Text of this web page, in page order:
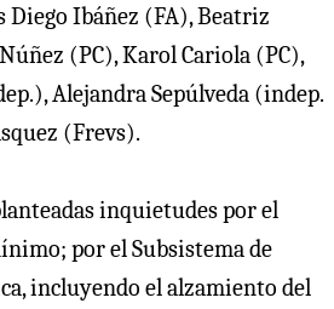
Diego Ibáñez (FA), Beatriz
(PC), Karol Cariola (PC),
Alejandra Sepúlveda (indep.
(Frevs).
inquietudes por el
por el Subsistema de
incluyendo el alzamiento del